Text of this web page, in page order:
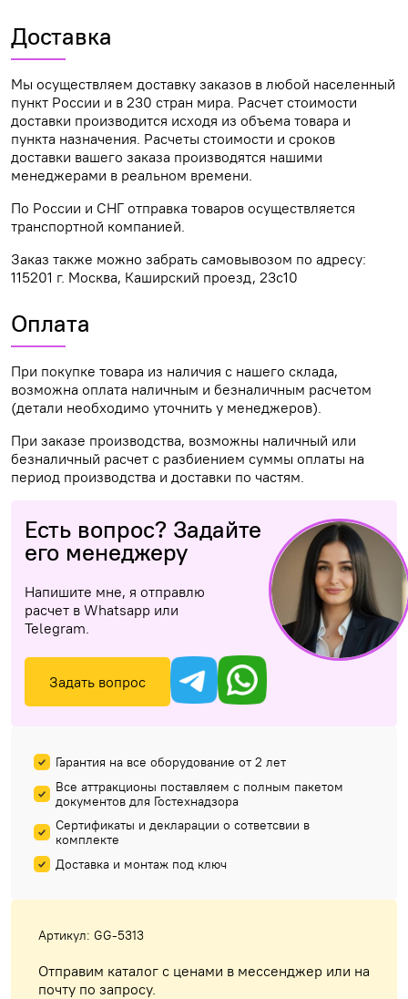
Доставка
Мы осуществляем доставку заказов в любой населенный
пункт России и в 230 стран мира. Расчет стоимости
доставки производится исходя из объема товара и
пункта назначения. Расчеты стоимости и сроков
доставки вашего заказа производятся нашими
менеджерами в реальном времени.
По России и СНГ отправка товаров осуществляется
транспортной компанией.
Заказ также можно забрать самовывозом по адресу:
115201 г. Москва, Каширский проезд, 23с10
Оплата
При покупке товара из наличия с нашего склада,
возможна оплата наличным и безналичным расчетом
(детали необходимо уточнить у менеджеров).
При заказе производства, возможны наличный или
безналичный расчет с разбиением суммы оплаты на
период производства и доставки по частям.
Есть вопрос? Задайте
его менеджеру
Напишите мне, я отправлю
расчет в Whatsapp или
Telegram.
Задать вопрос
Гарантия на все оборудование от 2 лет
Все аттракционы поставляем с полным пакетом
документов для Гостехнадзора
Сертификаты и декларации о сответсвии в
комплекте
Доставка и монтаж под ключ
Артикул: GG-5313
Отправим каталог с ценами в мессенджер или на
почту по запросу.